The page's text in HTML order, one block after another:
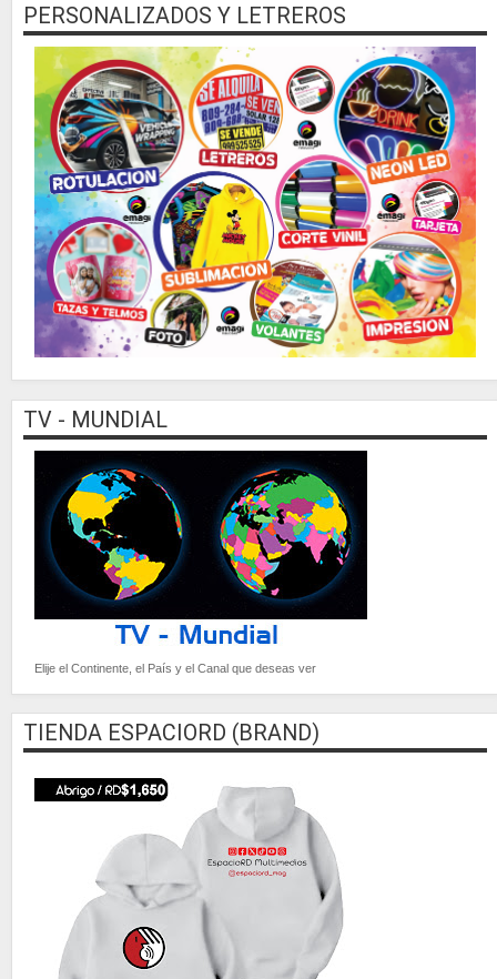
PERSONALIZADOS Y LETREROS
TV - MUNDIAL
Elije el Continente, el País y el Canal que deseas ver
TIENDA ESPACIORD (BRAND)